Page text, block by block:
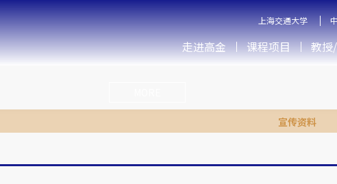
上海交通大学
走进高金 课程项目 教授
宣传资料